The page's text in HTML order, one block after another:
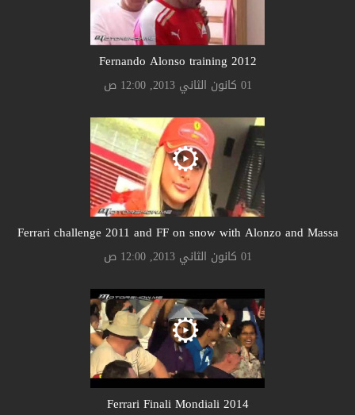
Fernando Alonso training 2012
01 كانون الثاني 2013, 12:00 ص
Ferrari challenge 2011 and FF on snow with Alonzo and Massa
01 كانون الثاني 2013, 12:00 ص
Ferrari Finali Mondiali 2014